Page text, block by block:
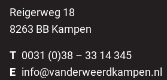
Reigerweg 18
8263 BB Kampen
T 0031 (0)38 – 33 14 345
E info@vanderweerdkampen.nl